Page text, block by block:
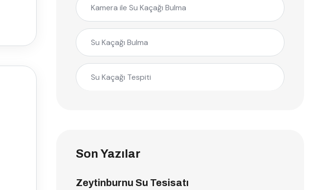
Kamera ile Su Kaçağı Bulma
Su Kaçağı Bulma
Su Kaçağı Tespiti
Son Yazılar
Zeytinburnu Su Tesisatı